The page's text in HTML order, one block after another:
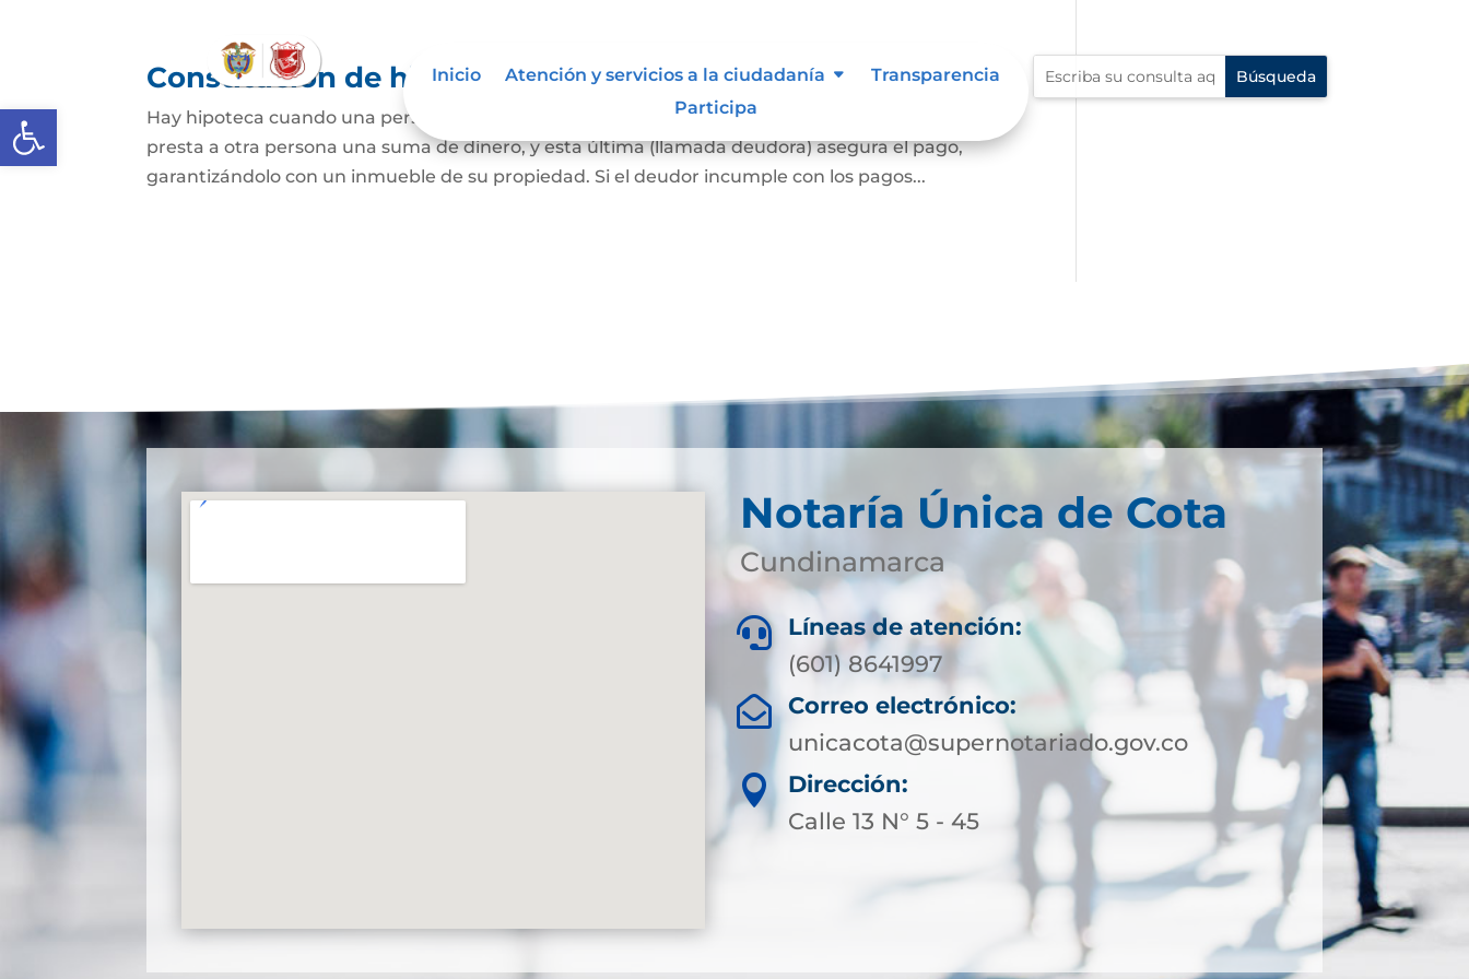
Abrir barra de herramientas
Inicio Atención y servicios a la ciudadanía
Transparencia
Participa
Constitución de hipoteca
Hay hipoteca cuando una persona, o un banco o una entidad financiera (llamada acreedora) le
presta a otra persona una suma de dinero, y esta última (llamada deudora) asegura el pago,
garantizándolo con un inmueble de su propiedad. Si el deudor incumple con los pagos...
Notaría Única de Cota
Cundinamarca

Líneas de atención:
(601) 8641997
 Correo electrónico:
unicacota@supernotariado.gov.co

Dirección:
Calle 13 N° 5 - 45